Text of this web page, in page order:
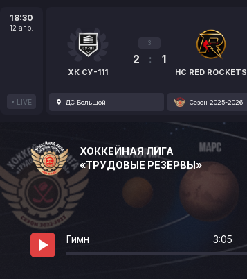
18:30
12 апр.
LIVE
ХК СУ-111
3
2 : 1
HC RED ROCKETS
ДС Большой Сезон 2025-2026
ХОККЕЙНАЯ ЛИГА
«ТРУДОВЫЕ РЕЗЕРВЫ»
Гимн 3:05